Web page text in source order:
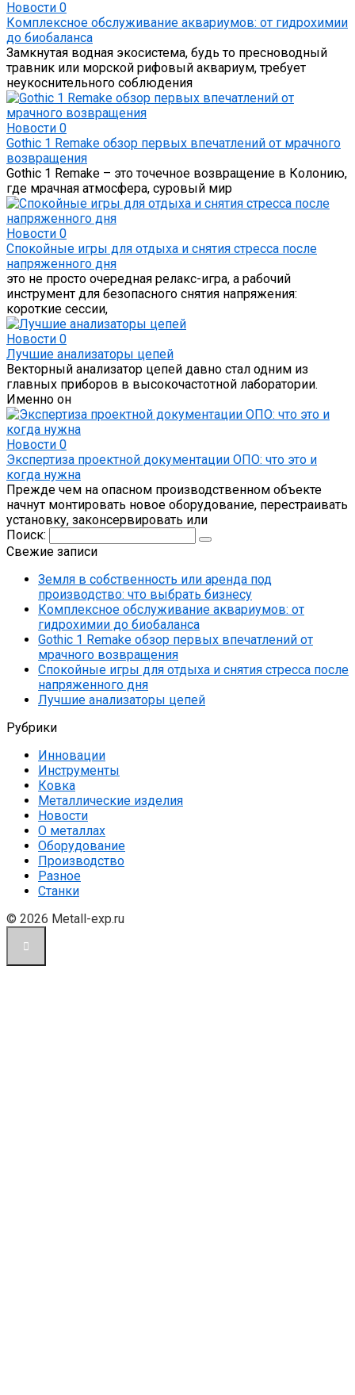
Новости 0
Комплексное обслуживание аквариумов: от гидрохимии
до биобаланса
Замкнутая водная экосистема, будь то пресноводный
травник или морской рифовый аквариум, требует
неукоснительного соблюдения
Новости 0
Gothic 1 Remake обзор первых впечатлений от мрачного
возвращения
Gothic 1 Remake – это точечное возвращение в Колонию,
где мрачная атмосфера, суровый мир
Новости 0
Спокойные игры для отдыха и снятия стресса после
напряженного дня
это не просто очередная релакс-игра, а рабочий
инструмент для безопасного снятия напряжения:
короткие сессии,
Новости 0
Лучшие анализаторы цепей
Векторный анализатор цепей давно стал одним из
главных приборов в высокочастотной лаборатории.
Именно он
Новости 0
Экспертиза проектной документации ОПО: что это и
когда нужна
Прежде чем на опасном производственном объекте
начнут монтировать новое оборудование, перестраивать
установку, законсервировать или
Поиск:
Свежие записи
Земля в собственность или аренда под
производство: что выбрать бизнесу
Комплексное обслуживание аквариумов: от
гидрохимии до биобаланса
Gothic 1 Remake обзор первых впечатлений от
мрачного возвращения
Спокойные игры для отдыха и снятия стресса после
напряженного дня
Лучшие анализаторы цепей
Рубрики
Инновации
Инструменты
Ковка
Металлические изделия
Новости
О металлах
Оборудование
Производство
Разное
Станки
© 2026 Metall-exp.ru